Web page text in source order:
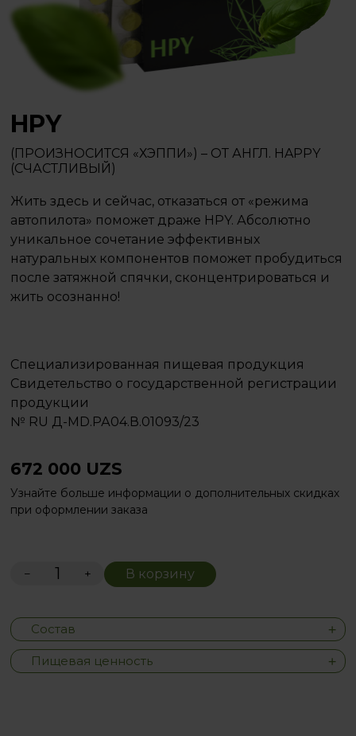
HPY
(ПРОИЗНОСИТСЯ «ХЭППИ») – ОТ АНГЛ. HAPPY
(СЧАСТЛИВЫЙ)
Жить здесь и сейчас, отказаться от «режима
автопилота» поможет драже HPY. Абсолютно
уникальное сочетание эффективных
натуральных компонентов поможет пробудиться
после затяжной спячки, сконцентрироваться и
жить осознанно!
Специализированная пищевая продукция
Свидетельство о государственной регистрации
продукции
№ RU Д-MD.РА04.В.01093/23
672 000 UZS
Узнайте больше информации о дополнительных скидках
при оформлении заказа
− + В корзину
Состав
Пищевая ценность